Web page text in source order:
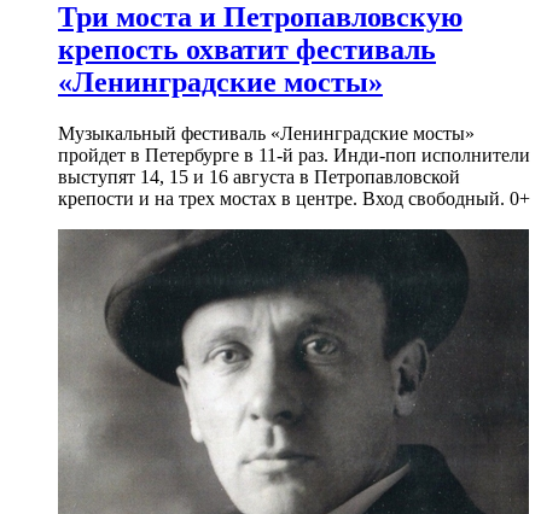
Три моста и Петропавловскую
крепость охватит фестиваль
«Ленинградские мосты»
Музыкальный фестиваль «Ленинградские мосты»
пройдет в Петербурге в 11-й раз. Инди-поп исполнители
выступят 14, 15 и 16 августа в Петропавловской
крепости и на трех мостах в центре. Вход свободный. 0+